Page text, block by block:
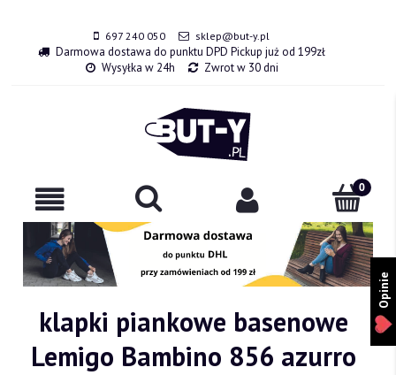
697 240 050 sklep@but-y.pl
Darmowa dostawa do punktu DPD Pickup już od 199zł
Wysyłka w 24h
Zwrot w 30 dni
klapki piankowe basenowe
Lemigo Bambino 856 azurro
Opinie